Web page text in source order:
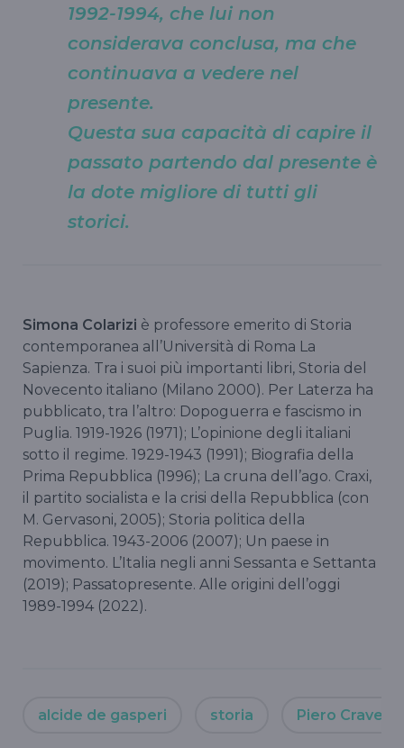
1992-1994, che lui non
considerava conclusa, ma che
continuava a vedere nel
presente.
Questa sua capacità di capire il
passato partendo dal presente è
la dote migliore di tutti gli
storici.
Simona Colarizi è professore emerito di Storia
contemporanea all’Università di Roma La
Sapienza. Tra i suoi più importanti libri, Storia del
Novecento italiano (Milano 2000). Per Laterza ha
pubblicato, tra l’altro: Dopoguerra e fascismo in
Puglia. 1919-1926 (1971); L’opinione degli italiani
sotto il regime. 1929-1943 (1991); Biografia della
Prima Repubblica (1996); La cruna dell’ago. Craxi,
il partito socialista e la crisi della Repubblica (con
M. Gervasoni, 2005); Storia politica della
Repubblica. 1943-2006 (2007); Un paese in
movimento. L’Italia negli anni Sessanta e Settanta
(2019); Passatopresente. Alle origini dell’oggi
1989-1994 (2022).
alcide de gasperi storia Piero Craveri